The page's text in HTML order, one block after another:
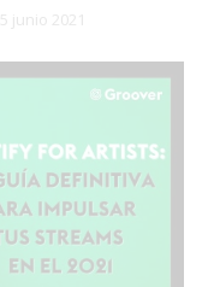
25 junio 2021